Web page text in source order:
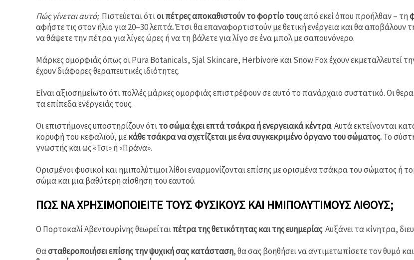
Πώς γίνεται αυτό;Πιστεύεται ότιοι πέτρες αποκαθιστούν το φορτίο τουςαπό εκεί όπου προήλθαν – τη
αφήστε τις στον ήλιο για 20–30 λεπτά.Έτσι θα επαναφορτιστούν με θετική ενέργεια και θα αποβάλουν
να θάψετε την πέτρα για λίγες ώρες ή να τη βάλετε για λίγο σε ένα μπολ με σαπουνόνερο.
Μάρκες ομορφιάς όπως οι Pura Botanicals, Sjal Skincare, Herbivore και Snow Fox έχουν εκμεταλλευτεί
έχουν διάφορες θεραπευτικές ιδιότητες.
Είναι αξιοσημείωτο ότι πολλές μάρκες ομορφιάς επιστρέφουν σε αυτό το πανάρχαιο συστατικό. Οι
τα επίπεδα ενέργειάς τους.
Οι επιστήμονες υποστηρίζουν ότιτο σώμα έχει επτά τσάκρα ή ενεργειακά κέντρα. Αυτά εκτείνονται
κορυφή του κεφαλιού, μεκάθε τσάκρα να σχετίζεται με ένα συγκεκριμένο όργανο του σώματος.Το
γνωστής και ως «Τσι» ή «Πράνα».
Ορισμένοι φυσικοί και ημιπολύτιμοι λίθοι εναρμονίζονται επίσης με ορισμένα τσάκρα του σώματος ή
σώμα και μια βαθύτερη αίσθηση του εαυτού.
ΠΏΣ ΝΑ ΧΡΗΣΙΜΟΠΟΙΕΊΤΕ ΤΟΥΣ ΦΥΣΙΚΟΎΣ ΚΑΙ ΗΜΙΠΟΛΎΤΙΜΟΥΣ ΛΊΘΟΥΣ;
Ο Πορτοκαλί Αβεντουρίνης θεωρείταιπέτρα της θετικότητας και της ευημερίας. Αυξάνει τα κίνητρα,
Θασταθεροποιήσει επίσης την ψυχική σας κατάσταση, θα σας βοηθήσει να αντιμετωπίσετε τον θυμό